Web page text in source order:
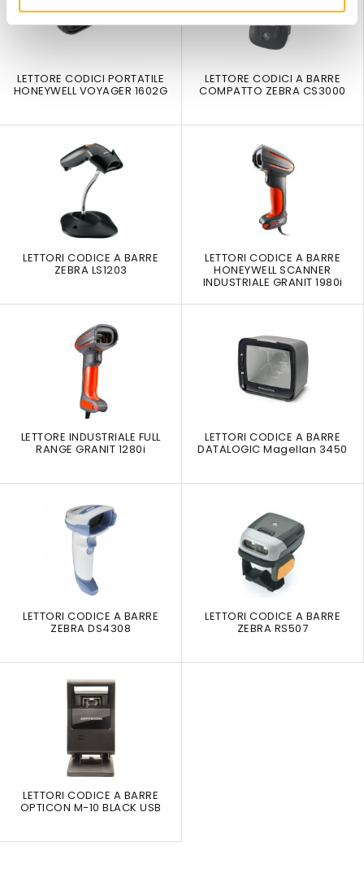
LETTORE CODICI PORTATILE
HONEYWELL VOYAGER 1602G
LETTORE CODICI A BARRE
COMPATTO ZEBRA CS3000
LETTORI CODICE A BARRE
ZEBRA LS1203
LETTORI CODICE A BARRE
HONEYWELL SCANNER
INDUSTRIALE GRANIT 1980i
LETTORE INDUSTRIALE FULL
RANGE GRANIT 1280i
LETTORI CODICE A BARRE
DATALOGIC Magellan 3450
LETTORI CODICE A BARRE
ZEBRA DS4308
LETTORI CODICE A BARRE
ZEBRA RS507
LETTORI CODICE A BARRE
OPTICON M-10 BLACK USB